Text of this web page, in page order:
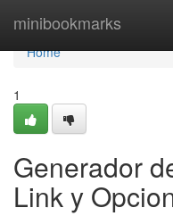
minibookmarks
Home
Home
1
Generador
Link y